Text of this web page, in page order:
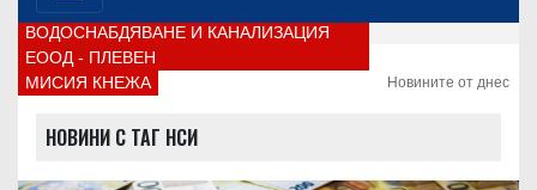
ВОДОСНАБДЯВАНЕ И КАНАЛИЗАЦИЯ
ЕООД - ПЛЕВЕН
МИСИЯ КНЕЖА
Новините от днес
НОВИНИ С ТАГ НСИ